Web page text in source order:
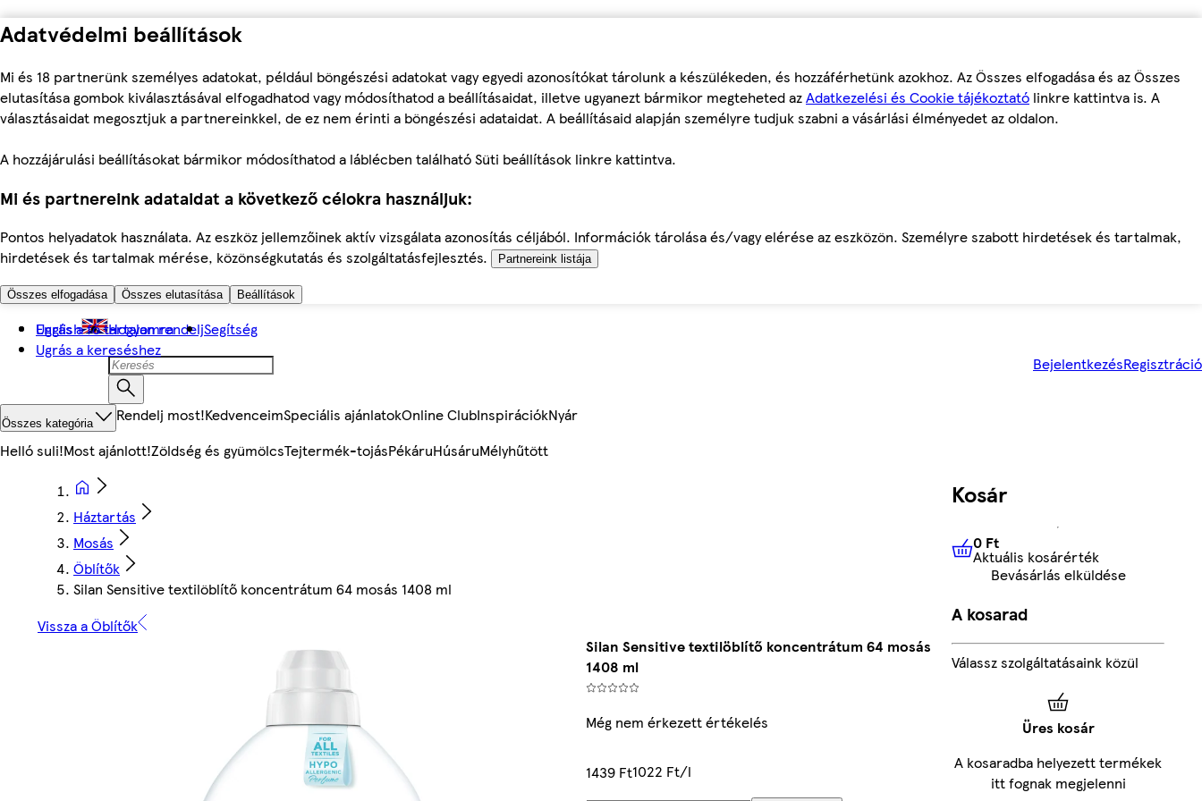
Adatvédelmi beállítások
Mi és 18 partnerünk személyes adatokat, például böngészési adatokat vagy egyedi azonosítókat tárolunk a készülékeden, és hozzáférhetünk azokhoz. Az Összes elfogadása és az Összes
elutasítása gombok kiválasztásával elfogadhatod vagy módosíthatod a beállításaidat, illetve ugyanezt bármikor megteheted azAdatkezelési és Cookie tájékoztató linkre kattintva is. A
választásaidat megosztjuk a partnereinkkel, de ez nem érinti a böngészési adataidat. A beállításaid alapján személyre tudjuk szabni a vásárlási élményedet az oldalon.
A hozzájárulási beállításokat bármikor módosíthatod a láblécben található Süti beállítások linkre kattintva.
Mi és partnereink adataidat a következő célokra használjuk:
Pontos helyadatok használata. Az eszköz jellemzőinek aktív vizsgálata azonosítás céljából. Információk tárolása és/vagy elérése az eszközön. Személyre szabott hirdetések és tartalmak,
hirdetések és tartalmak mérése, közönségkutatás és szolgáltatásfejlesztés.
Partnereink listája
Összes elfogadása Összes elutasítása Beállítások
Ugrás a fő tartalomra
Ugrás a kereséshez
English Hogyan rendeljSegítség
BejelentkezésRegisztráció
Összes kategória Rendelj most!KedvenceimSpeciális ajánlatokOnline ClubInspirációkNyár
Helló suli!Most ajánlott!Zöldség és gyümölcsTejtermék-tojásPékáruHúsáruMélyhűtött
Háztartás
Mosás
Öblítők
Silan Sensitive textilöblítő koncentrátum 64 mosás 1408 ml
Vissza a Öblítők
Silan Sensitive textilöblítő koncentrátum 64 mosás
1408 ml
Még nem érkezett értékelés
1439 Ft1022 Ft/l
Kosár
0 FtAktuális kosárérték
0 Ft
Aktuális kosárérték
Bevásárlás elküldése
A kosarad
Válassz szolgáltatásaink közül
Üres kosár
A kosaradba helyezett termékek
itt fognak megjelenni